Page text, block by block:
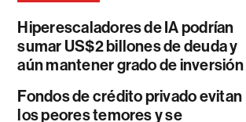
Hiperescaladores de IA podrían
sumar US$2 billones de deuda y
aún mantener grado de inversión
Fondos de crédito privado evitan
los peores temores y se